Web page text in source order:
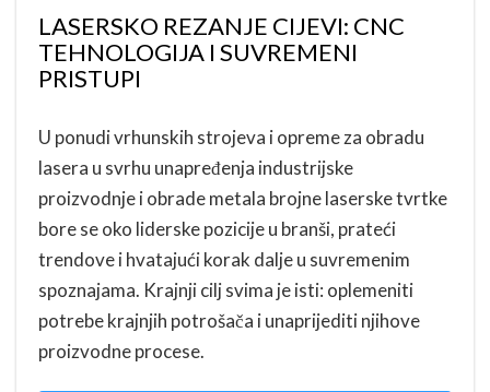
LASERSKO REZANJE CIJEVI: CNC
TEHNOLOGIJA I SUVREMENI
PRISTUPI
U ponudi vrhunskih strojeva i opreme za obradu
lasera u svrhu unapređenja industrijske
proizvodnje i obrade metala brojne laserske tvrtke
bore se oko liderske pozicije u branši, prateći
trendove i hvatajući korak dalje u suvremenim
spoznajama. Krajnji cilj svima je isti: oplemeniti
potrebe krajnjih potrošača i unaprijediti njihove
proizvodne procese.